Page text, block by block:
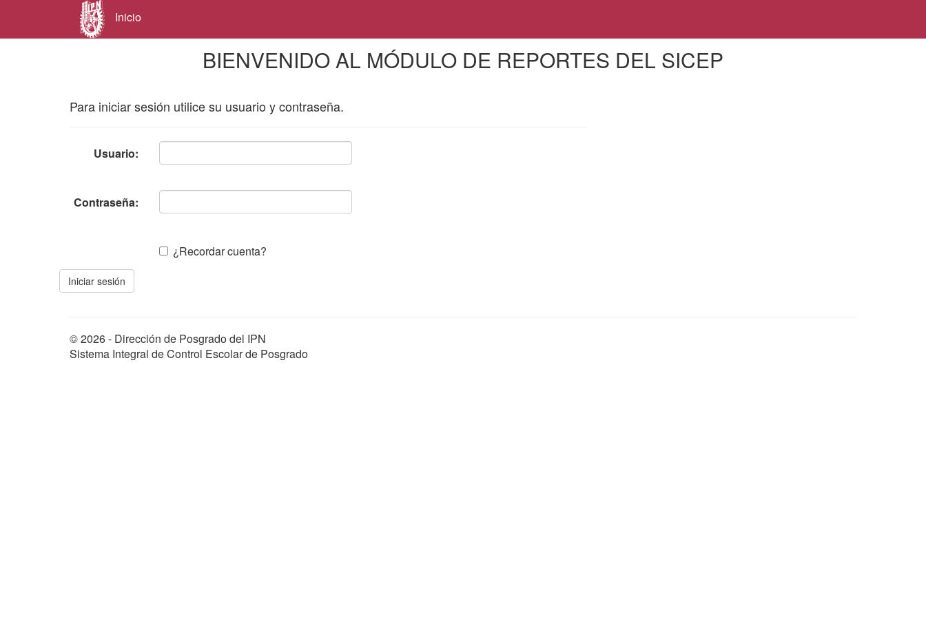
Inicio
BIENVENIDO AL MÓDULO DE REPORTES DEL SICEP
Para iniciar sesión utilice su usuario y contraseña.
Usuario:
Contraseña:
¿Recordar cuenta?
© 2026 - Dirección de Posgrado del IPN
Sistema Integral de Control Escolar de Posgrado